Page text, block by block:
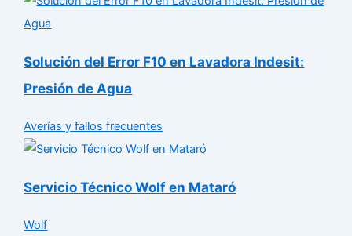
Solución del Error F10 en Lavadora Indesit:
Presión de Agua
Averías y fallos frecuentes
Servicio Técnico Wolf en Mataró
Wolf